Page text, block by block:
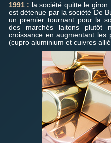
1991 : la société quitte le
est détenue par la société De
un premier tournant pour la
des marchés laitons plutôt
croissance en augmentant
(cupro aluminium et cuivres